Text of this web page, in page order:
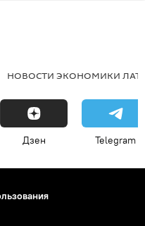
НОВОСТИ ЭКОНОМИКИ
Дзен Telegram